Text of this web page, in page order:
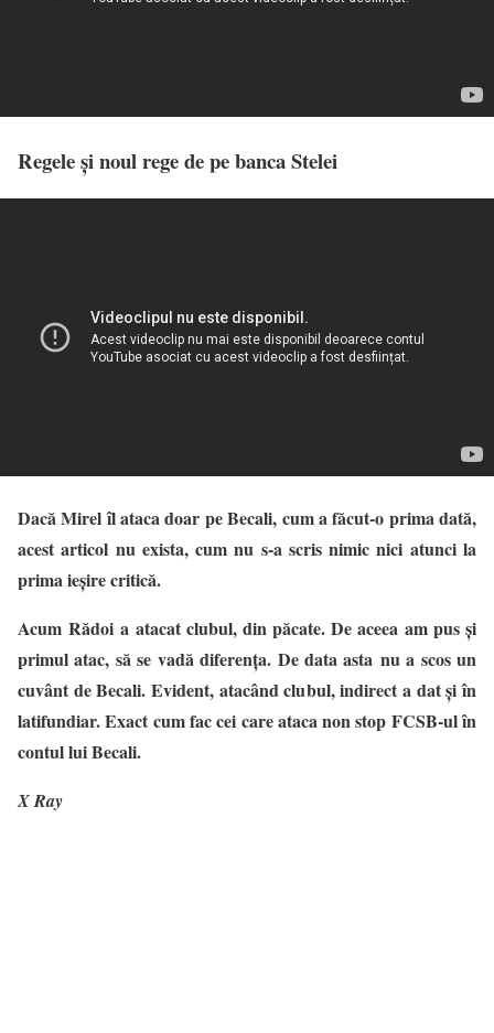
Regele și noul rege de pe banca Stelei
Dacă Mirel îl ataca doar pe Becali, cum a făcut-o prima dată,
acest articol nu exista, cum nu s-a scris nimic nici atunci la
prima ieșire critică.
Acum Rădoi a atacat clubul, din păcate. De aceea am pus și
primul atac, să se vadă diferența. De data asta nu a scos un
cuvânt de Becali. Evident, atacând clubul, indirect a dat și în
latifundiar. Exact cum fac cei care ataca non stop FCSB-ul în
contul lui Becali.
X Ray